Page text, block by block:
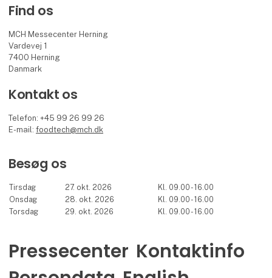
Find os
MCH Messecenter Herning
Vardevej 1
7400 Herning
Danmark
Kontakt os
Telefon: +45 99 26 99 26
E-mail:foodtech@mch.dk
Besøg os
Tirsdag 27. okt. 2026
Kl. 09.00 - 16.00
Onsdag
28. okt. 2026
Kl. 09.00 - 16.00
Torsdag
29. okt. 2026 Kl. 09.00 - 16.00
Pressecenter Kontaktinfo